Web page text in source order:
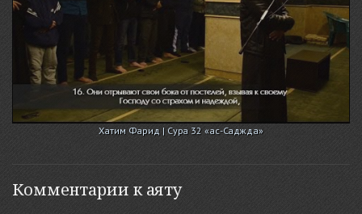
Хатим Фарид | Сура 32 «ас-Саджда»
Комментарии к аяту